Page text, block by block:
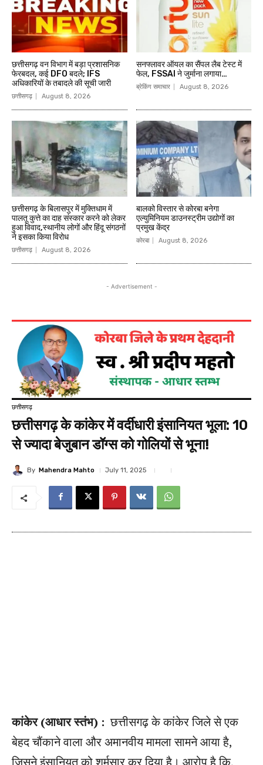
छत्तीसगढ़ वन विभाग में बड़ा प्रशासनिक
फेरबदल, कई DFO बदले; IFS
अधिकारियों के तबादले की सूची जारी
छत्तीसगढ़ August 8, 2026
सनफ्लावर ऑयल का सैंपल लैब टेस्ट में
फेल, FSSAI ने जुर्माना लगाया…
ब्रेकिंग समाचार August 8, 2026
छत्तीसगढ़ के बिलासपुर में मुक्तिधाम में
पालतू कुत्ते का दाह संस्कार करने को लेकर
हुआ विवाद,स्थानीय लोगों और हिंदू संगठनों
ने इसका किया विरोध
छत्तीसगढ़ August 8, 2026
बालको विस्तार से कोरबा बनेगा
एल्युमिनियम डाउनस्ट्रीम उद्योगों का
प्रमुख केंद्र
कोरबा August 8, 2026
- Advertisement -